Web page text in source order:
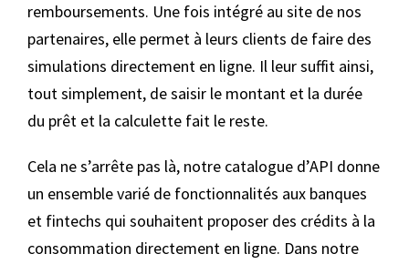
remboursements. Une fois intégré au site de nos
partenaires, elle permet à leurs clients de faire des
simulations directement en ligne. Il leur suffit ainsi,
tout simplement, de saisir le montant et la durée
du prêt et la calculette fait le reste.
Cela ne s’arrête pas là, notre catalogue d’API donne
un ensemble varié de fonctionnalités aux banques
et fintechs qui souhaitent proposer des crédits à la
consommation directement en ligne. Dans notre